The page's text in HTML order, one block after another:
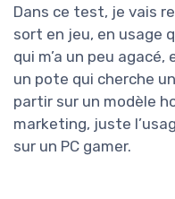
Dans ce test, je vais
sort en jeu, en usage
qui m’a un peu
un pote qui cherche
partir sur un modèle
marketing, juste
sur un PC gamer.